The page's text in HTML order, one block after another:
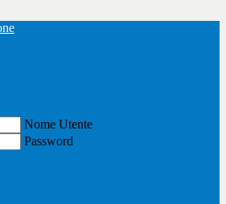
Nome Utente
Password